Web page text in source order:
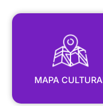
MAPA
MAPA CULTURAL